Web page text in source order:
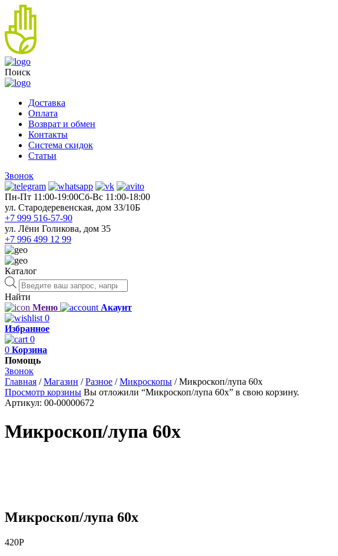
Поиск
Доставка
Оплата
Возврат и обмен
Контакты
Система скидок
Статьи
Звонок
Пн-Пт 11:00-19:00Cб-Вс 11:00-18:00
ул. Стародеревенская, дом 33/10Б
+7 999 516-57-90
ул. Лёни Голикова, дом 35
+7 996 499 12 99
Каталог
Поиск
товаров
Найти
Меню
Акаунт
0
Избранное
0
0 Корзина
Помощь
Звонок
Главная /Магазин /Разное /Микроскопы /Микроскоп/лупа 60x
Просмотр корзины Вы отложили “Микроскоп/лупа 60x” в свою корзину.
Артикул: 00-00000672
Микроскоп/лупа 60x
Микроскоп/лупа 60x
420Р